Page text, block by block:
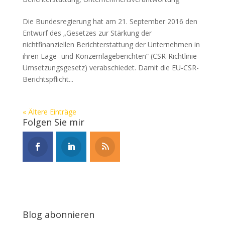
Die Bundesregierung hat am 21. September 2016 den
Entwurf des „Gesetzes zur Stärkung der
nichtfinanziellen Berichterstattung der Unternehmen in
ihren Lage- und Konzernlageberichten“ (CSR-Richtlinie-
Umsetzungsgesetz) verabschiedet. Damit die EU-CSR-
Berichtspflicht...
« Ältere Einträge
Folgen Sie mir
Blog abonnieren